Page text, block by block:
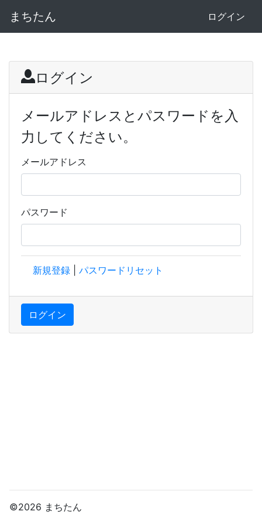
まちたん ログイン
ログイン
メールアドレスとパスワードを入
力してください。
メールアドレス
パスワード
新規登録 パスワードリセット
ログイン
©2026 まちたん